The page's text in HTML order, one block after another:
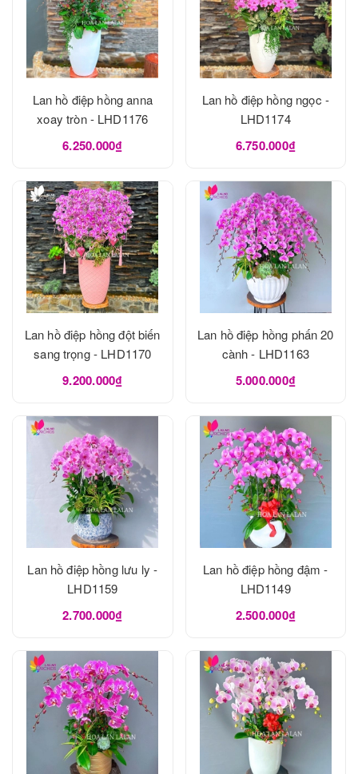
Lan hồ điệp hồng anna
xoay tròn - LHD1176
6.250.000₫
Lan hồ điệp hồng ngọc -
LHD1174
6.750.000₫
Lan hồ điệp hồng đột biến
sang trọng - LHD1170
9.200.000₫
Lan hồ điệp hồng phấn 20
cành - LHD1163
5.000.000₫
Lan hồ điệp hồng lưu ly -
LHD1159
2.700.000₫
Lan hồ điệp hồng đậm -
LHD1149
2.500.000₫